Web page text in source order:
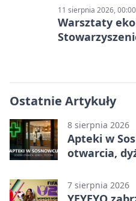
11 sierpnia 2026, 00:00
Warsztaty
Ostatnie Artykuły
8 sierpnia 2026
Apteki w
otwarcia,
7 sierpnia 2026